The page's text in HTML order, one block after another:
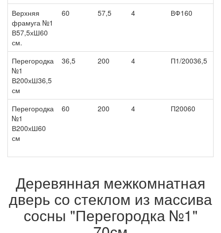
Верхняя
фрамуга №1
В57,5хШ60
см.
60 57,5 4 ВФ160
Перегородка
№1
В200хШ36,5
см
36,5 200 4 П1/20036,5
Перегородка
№1
В200хШ60
см
60 200 4 П20060
Деревянная межкомнатная
дверь со стеклом из массива
сосны "Перегородка №1"